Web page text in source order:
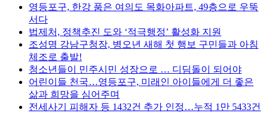
영등포구, 한강 품은 여의도 목화아파트, 49층으로 우뚝
서다
법제처, 정책추진 도와 ‘적극행정’ 활성화 지원
조성명 강남구청장, 병오년 새해 첫 행보 구민들과 아침
체조로 출발!
청소년들이 민주시민 성장으로 … 디딤돌이 되어야
어린이들 천국…영등포구, 미래인 아이들에게 더 좋은
삶과 희망을 심어주며
전세사기 피해자 등 1432건 추가 인정…누적 1만 5433건